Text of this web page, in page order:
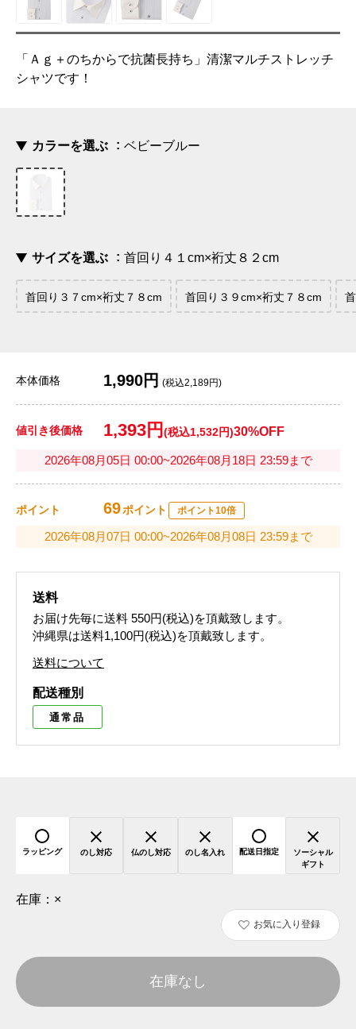
「Ａｇ＋のちからで抗菌長持ち」清潔マルチストレッチ
シャツです！
カラーを選ぶ ベビーブルー
サイズを選ぶ 首回り４１cm×裄丈８２cm
首回り３７cm×裄丈７８cm 首回り３９cm×裄丈７８cm
本体価格 1,990円 (税込2,189円)
値引き後価格 1,393円 (税込1,532円)30%OFF
2026年08月05日 00:00~2026年08月18日 23:59まで
ポイント 69ポイント ポイント10倍
2026年08月07日 00:00~2026年08月08日 23:59まで
送料
お届け先毎に送料 550円(税込)を頂戴致します。
沖縄県は送料1,100円(税込)を頂戴致します。
送料について
配送種別
通常品
ラッピング のし対応 仏のし対応 のし名入れ 配送日指定
ソーシャル
ギフト
在庫： ×
お気に入り登録
在庫なし